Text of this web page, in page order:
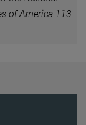
of America 113